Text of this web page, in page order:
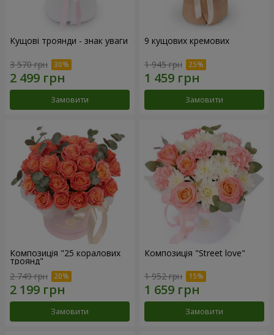
Кущові троянди - знак уваги
3 570 грн
Замовити
9 кущових кремових
1 945 грн
Замовити
Композиція "25 коралових
троянд"
2 749 грн
Замовити
Композиція "Street love"
1 952 грн
Замовити